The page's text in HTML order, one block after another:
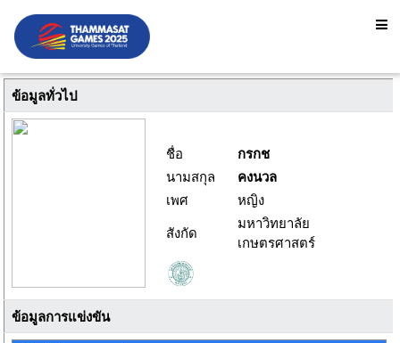
ข้อมูลทั่วไป
ชื่อ
กรกช
นามสกุล
คงนวล
เพศ
หญิง
สังกัด
มหาวิทยาลัย
เกษตรศาสตร์
ข้อมูลการแข่งขัน